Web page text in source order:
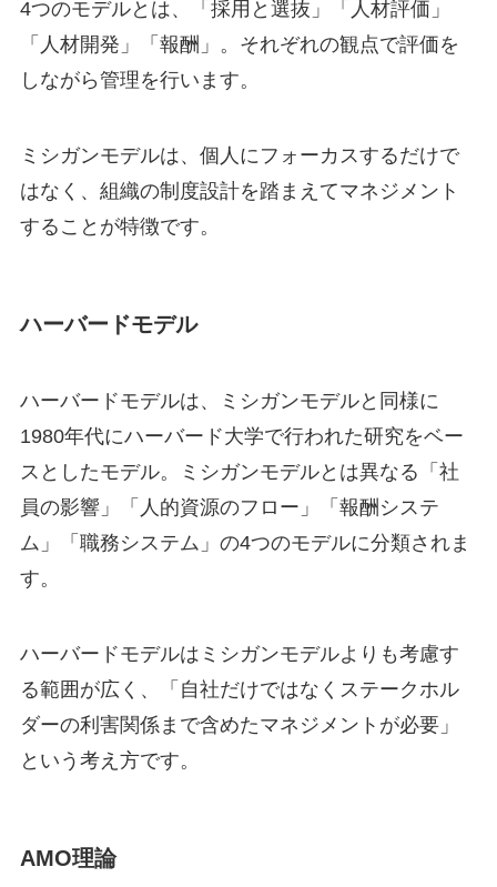
4つのモデルとは、「採用と選抜」「人材評価」
「人材開発」「報酬」。それぞれの観点で評価を
しながら管理を行います。
ミシガンモデルは、個人にフォーカスするだけで
はなく、組織の制度設計を踏まえてマネジメント
することが特徴です。
ハーバードモデル
ハーバードモデルは、ミシガンモデルと同様に
1980年代にハーバード大学で行われた研究をベー
スとしたモデル。ミシガンモデルとは異なる「社
員の影響」「人的資源のフロー」「報酬システ
ム」「職務システム」の4つのモデルに分類されま
す。
ハーバードモデルはミシガンモデルよりも考慮す
る範囲が広く、「自社だけではなくステークホル
ダーの利害関係まで含めたマネジメントが必要」
という考え方です。
AMO理論